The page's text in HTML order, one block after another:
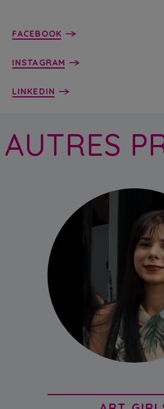
FACEBOOK
INSTAGRAM
LINKEDIN
AUTRES